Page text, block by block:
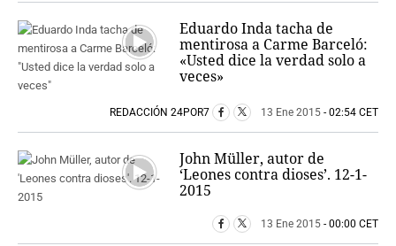
CLUB PD
MEDIOS
AMÉRICA
Eduardo Inda tacha de
mentirosa a Carme Barceló:
«Usted dice la verdad solo a
veces»
REDACCIÓN 24POR7 13 Ene 2015 - 02:54 CET
John Müller, autor de
‘Leones contra dioses’. 12-1-
2015
13 Ene 2015 - 00:00 CET